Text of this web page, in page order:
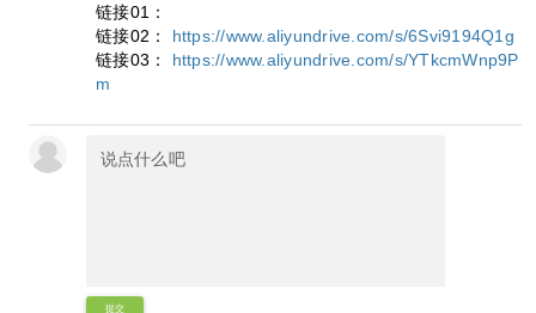
链接01：
链接02： https://www.aliyundrive.com/s/6Svi9194Q1g
链接03： https://www.aliyundrive.com/s/YTkcmWnp9P
m
提交